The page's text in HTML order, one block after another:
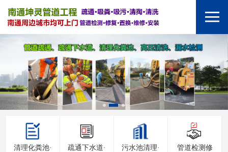
清理化粪池·
疏通下水道·
污水池清理·
管道检测修